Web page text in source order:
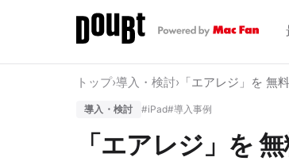
トップ›導入・検討› 「エアレジ」を 無
導入・検討 #iPad#導入事例
「エアレジ」を